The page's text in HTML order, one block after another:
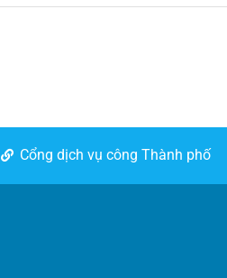
Cổng dịch vụ công Thành phố